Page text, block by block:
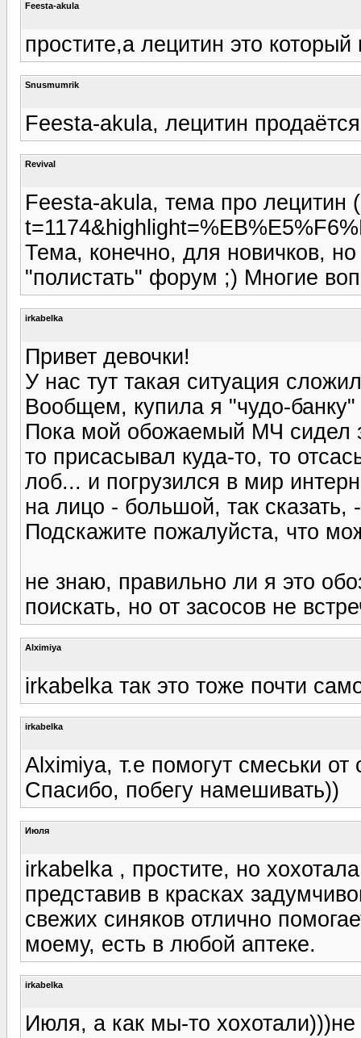
Feesta-akula
простите,а лецитин это
Snusmumrik
Feesta-akula, лецитин
Revival
Feesta-akula, тема про лецитин
Тема, конечно, для новичков,
"полистать" форум ;) Многие
irkabelka
Привет девочки!
У нас тут такая ситуация
Вообщем, купила я "чудо-
Пока мой обожаемый МЧ сидел
то присасывал куда-то, то
лоб... и погрузился в мир
на лицо - большой, так сказать,
Подскажите пожалуйста, что
не знаю, правильно ли я это
поискать, но от засосов не
Alximiya
irkabelka так это тоже почти
irkabelka
Alximiya, т.е помогут смеськи от
Спасибо, побегу намешивать))
Июля
irkabelka , простите, но
представив в красках
свежих синяков отлично
моему, есть в любой аптеке.
irkabelka
Июля, а как мы-то